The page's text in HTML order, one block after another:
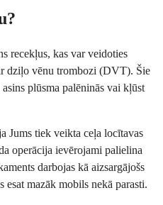
recekļus, kas var veidoties
dziļo vēnu trombozi (DVT). Šie
plūsma palēninās vai kļūst
Jums tiek veikta ceļa locītavas
operācija ievērojami palielina
darbojas kā aizsargājošs
esat mazāk mobils nekā parasti.